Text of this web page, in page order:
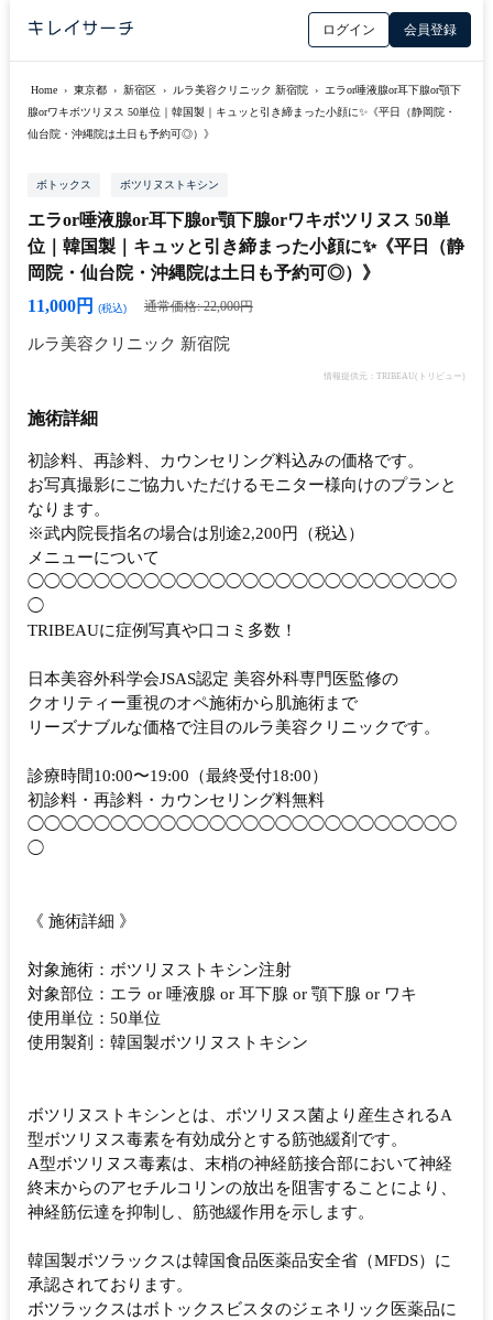
ログイン 会員登録
Home › 東京都 › 新宿区 › ルラ美容クリニック 新宿院 ›
エラor唾液腺or耳下腺or顎下
腺orワキボツリヌス 50単位｜韓国製｜キュッと引き締まった小顔に✨《平日（静岡院・
仙台院・沖縄院は土日も予約可◎）》
ボトックス ボツリヌストキシン
エラor唾液腺or耳下腺or顎下腺orワキボツリヌス 50単
位｜韓国製｜キュッと引き締まった小顔に✨《平日（静
岡院・仙台院・沖縄院は土日も予約可◎）》
11,000円
(税込) 通常価格: 22,000円
ルラ美容クリニック 新宿院
情報提供元：TRIBEAU(トリビュー)
施術詳細
初診料、再診料、カウンセリング料込みの価格です。
お写真撮影にご協力いただけるモニター様向けのプランと
なります。
※武内院長指名の場合は別途2,200円（税込）
メニューについて
◯◯◯◯◯◯◯◯◯◯◯◯◯◯◯◯◯◯◯◯◯◯◯◯◯◯
◯
TRIBEAUに症例写真や口コミ多数！
日本美容外科学会JSAS認定 美容外科専門医監修の
クオリティー重視のオペ施術から肌施術まで
リーズナブルな価格で注目のルラ美容クリニックです。
診療時間10:00〜19:00（最終受付18:00）
初診料・再診料・カウンセリング料無料
◯◯◯◯◯◯◯◯◯◯◯◯◯◯◯◯◯◯◯◯◯◯◯◯◯◯
◯
《 施術詳細 》
対象施術：ボツリヌストキシン注射
対象部位：エラ or 唾液腺 or 耳下腺 or 顎下腺 or ワキ
使用単位：50単位
使用製剤：韓国製ボツリヌストキシン
ボツリヌストキシンとは、ボツリヌス菌より産生されるA
型ボツリヌス毒素を有効成分とする筋弛緩剤です。
A型ボツリヌス毒素は、末梢の神経筋接合部において神経
終末からのアセチルコリンの放出を阻害することにより、
神経筋伝達を抑制し、筋弛緩作用を示します。
韓国製ボツラックスは韓国食品医薬品安全省（MFDS）に
承認されております。
ボツラックスはボトックスビスタのジェネリック医薬品に